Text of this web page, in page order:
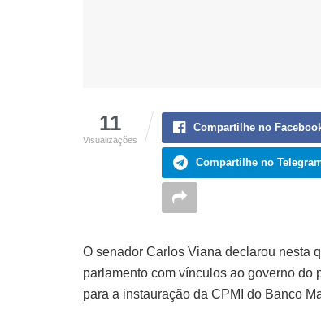
11
Visualizações
Compartilhe no
Compartilhe no
O senador Carlos Viana declarou nesta
parlamento com vínculos ao governo
para a instauração da CPMI do Banco